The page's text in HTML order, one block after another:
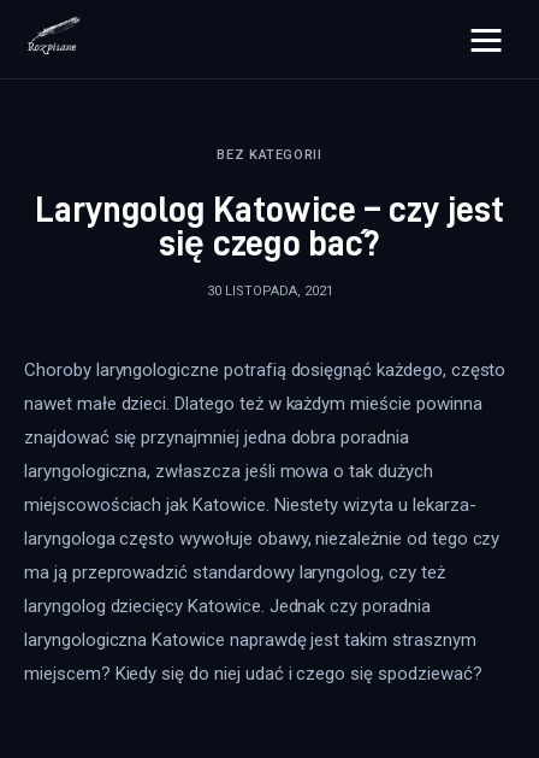
rozpisane.pl
Zdrowie
Więcej
BEZ KATEGORII
Laryngolog Katowice – czy jest
się czego bać?
30 LISTOPADA, 2021
Choroby laryngologiczne potrafią dosięgnąć każdego, często
nawet małe dzieci. Dlatego też w każdym mieście powinna
znajdować się przynajmniej jedna dobra poradnia
laryngologiczna, zwłaszcza jeśli mowa o tak dużych
miejscowościach jak Katowice. Niestety wizyta u lekarza-
laryngologa często wywołuje obawy, niezależnie od tego czy
ma ją przeprowadzić standardowy laryngolog, czy też
laryngolog dziecięcy Katowice. Jednak czy poradnia
laryngologiczna Katowice naprawdę jest takim strasznym
miejscem? Kiedy się do niej udać i czego się spodziewać?